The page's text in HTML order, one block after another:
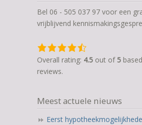
Bel 06 - 505 037 97 voor een
vrijblijvend
4,5
rating
based
ratings
Overall rating: 4.5 out of 5
reviews.
Meest actuele nieuws
Eerst